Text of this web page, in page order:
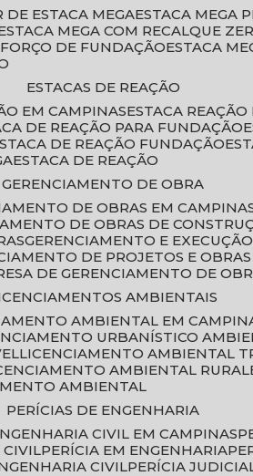
DE ESTACA MEGA ESTACA MEGA
ESTACA MEGA COM RECALQUE
DE FUNDAÇÃO
ESTACA
ESTACAS DE REAÇÃO
EM CAMPINAS
ESTACA
DE REAÇÃO PARA FUNDAÇÃO
ESTACA DE REAÇÃO FUNDAÇÃO
ESTACA DE REAÇÃO
GERENCIAMENTO DE OBRA
DE OBRAS EM
DE OBRAS DE
GERENCIAMENTO E
DE PROJETOS E OBRAS
DE GERENCIAMENTO DE
AMBIENTAIS
AMBIENTAL EM
URBANÍSTICO
LICENCIAMENTO AMBIENTAL
AMBIENTAL RURAL
AMBIENTAL
PERÍCIAS DE ENGENHARIA
CIVIL EM CAMPINAS
CIVIL PERÍCIA EM ENGENHARIA
CIVIL PERÍCIA